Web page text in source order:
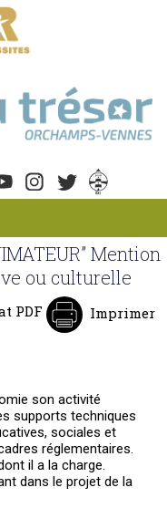
Mention
ou culturelle
PDF Imprimer
son activité
supports techniques
sociales et
réglementaires.
il a la charge.
dans le projet de la